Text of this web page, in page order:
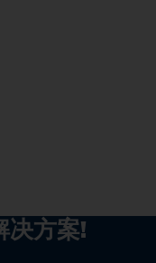
决方案!